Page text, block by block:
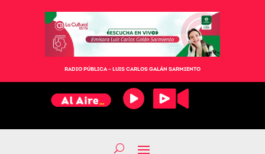
RADIO PÚBLICA – LUIS CARLOS GALÁN SARMIENTO